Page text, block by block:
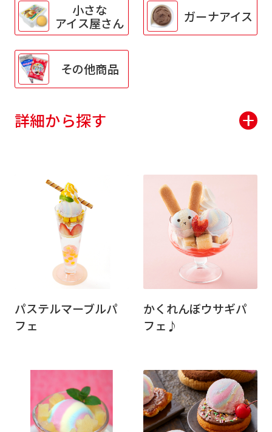
小さな
アイス屋さん ガーナアイス
その他商品
詳細から探す
パステルマーブルパ
フェ
かくれんぼウサギパ
フェ♪